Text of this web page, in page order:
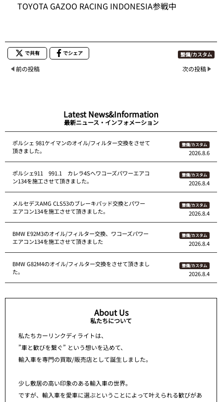
TOYOTA GAZOO RACING INDONESIA参戦中
で共有 でシェア 整備/カスタム
前の投稿 次の投稿
Latest News&Information
最新ニュース・インフォメーション
ポルシェ 981ケイマンのオイル/フィルター交換をさせて
頂きました。
整備/カスタム
2026.8.6
ポルシェ911 991.1 カレラ4Sへワコーズパワーエアコ
ン134を施工させて頂きました。
整備/カスタム
2026.8.4
メルセデスAMG CLS53のブレーキパッド交換とパワー
エアコン134を施工させて頂きました。
整備/カスタム
2026.8.4
BMW E92M3のオイル/フィルター交換、ワコーズパワー
エアコン134を施工させて頂きました
整備/カスタム
2026.8.4
BMW G82M4のオイル/フィルター交換をさせて頂きまし
た。
整備/カスタム
2026.8.4
About Us
私たちについて
私たちカーリンクディライトは、
”車と歓びを繋ぐ” という想いを込めて、
輸入車を専門の買取/販売店として誕生しました。
少し敷居の高い印象のある輸入車の世界。
ですが、輸入車を愛車に選ぶということによって叶えられる歓びがあ